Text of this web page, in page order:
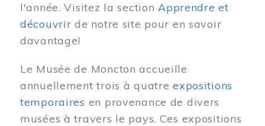
l'année. Visitez la sectionApprendre et
découvrir de notre site pour en savoir
davantage!
Le Musée de Moncton accueille
annuellement trois à quatreexpositions
temporaires en provenance de divers
musées à travers le pays. Ces expositions